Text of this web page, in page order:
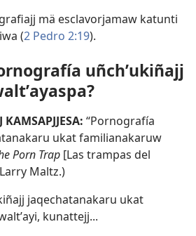
mä esclavorjamaw katunti
(2 Pedro 2:19).
uñchʼukiñajj
KAMSAPJJESA: “Pornografía
ukat familianakaruw
Porn Trap [Las trampas del
Maltz.)
jaqechatanakaru ukat
kunattejj...